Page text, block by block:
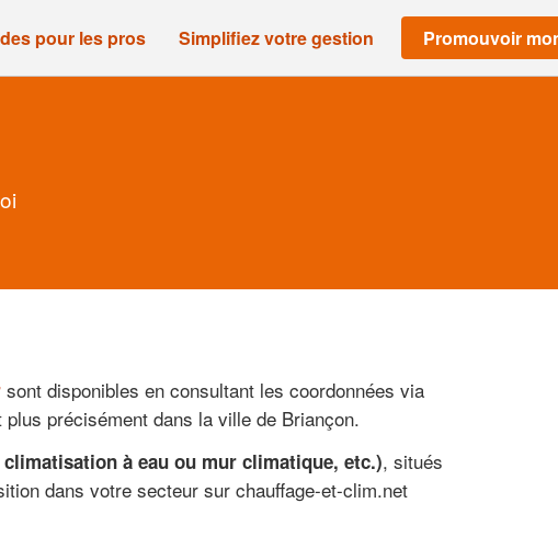
pour les pros Simplifiez votre gestion Promouvoir
sont disponibles en consultant les coordonnées via
plus précisément dans la ville de Briançon.
à eau ou mur climatique, etc.), situés
dans votre secteur sur chauffage-et-clim.net